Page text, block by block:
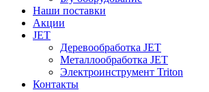
Наши поставки
Акции
JET
Деревообработка JET
Металлообработка JET
Электроинструмент Triton
Контакты